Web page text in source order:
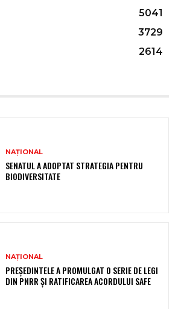
5041
3729
2614
NAȚIONAL
SENATUL A ADOPTAT STRATEGIA PENTRU
BIODIVERSITATE
NAȚIONAL
PREȘEDINTELE A PROMULGAT O SERIE DE LEGI
DIN PNRR ȘI RATIFICAREA ACORDULUI SAFE